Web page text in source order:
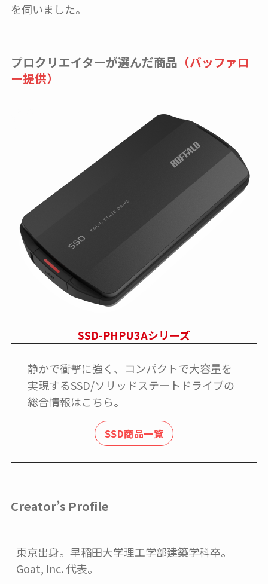
を伺いました。
プロクリエイターが選んだ商品 （バッファロ
ー提供）
SSD-PHPU3Aシリーズ
静かで衝撃に強く、コンパクトで大容量を
実現するSSD/ソリッドステートドライブの
総合情報はこちら。
SSD商品一覧
Creator’s Profile
東京出身。早稲田大学理工学部建築学科卒。
Goat, Inc. 代表。